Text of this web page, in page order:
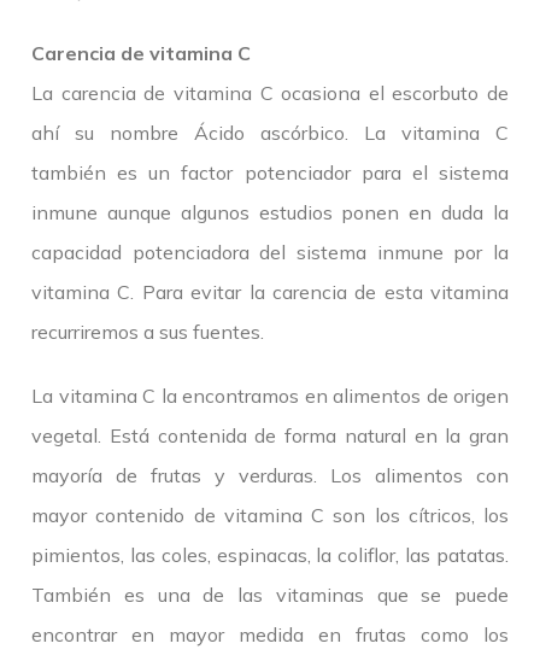
Carencia de vitamina C
La carencia de vitamina C ocasiona el escorbuto de
ahí su nombre Ácido ascórbico. La vitamina C
también es un factor potenciador para el sistema
inmune aunque algunos estudios ponen en duda la
capacidad potenciadora del sistema inmune por la
vitamina C. Para evitar la carencia de esta vitamina
recurriremos a sus fuentes.
La vitamina C la encontramos en alimentos de origen
vegetal. Está contenida de forma natural en la gran
mayoría de frutas y verduras. Los alimentos con
mayor contenido de vitamina C son los cítricos, los
pimientos, las coles, espinacas, la coliflor, las patatas.
También es una de las vitaminas que se puede
encontrar en mayor medida en frutas como los